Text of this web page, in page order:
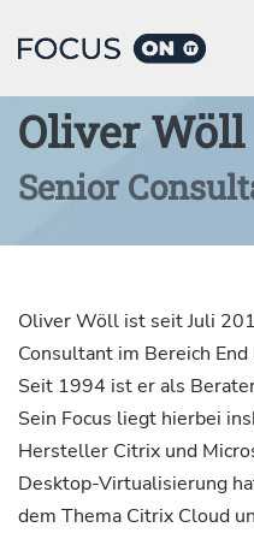
Home Autor:innen
Oliver Wöll
Senior
Oliver Wöll ist seit Juli
Consultant im Bereich
Seit 1994 ist er als
Sein Focus liegt hierbei
Hersteller Citrix und
Desktop-Virtualisierung
dem Thema Citrix Cloud